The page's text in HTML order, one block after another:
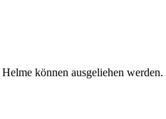
können ausgeliehen